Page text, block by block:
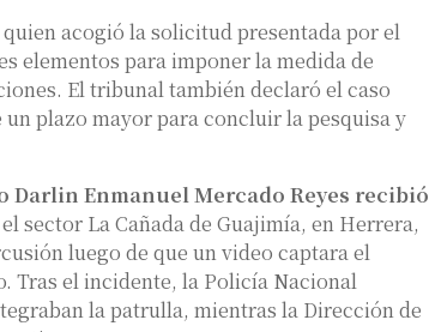
acogió la solicitud presentada por el
elementos para imponer la medida de
El tribunal también declaró el caso
plazo mayor para concluir la pesquisa y
Darlin Enmanuel Mercado Reyes recibió
sector La Cañada de Guajimía, en Herrera,
luego de que un video captara el
Tras el incidente, la Policía Nacional
la patrulla, mientras la Dirección de